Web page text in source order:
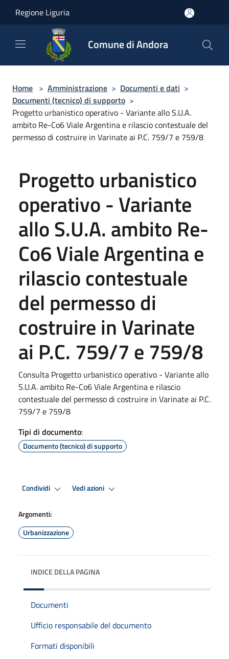
Regione Liguria
Comune di Andora
Home > Amministrazione > Documenti e dati >
Documenti (tecnico) di supporto >
Progetto urbanistico operativo - Variante allo S.U.A.
ambito Re-Co6 Viale Argentina e rilascio contestuale del
permesso di costruire in Varinate ai P.C. 759/7 e 759/8
Progetto urbanistico
operativo - Variante
allo S.U.A. ambito Re-
Co6 Viale Argentina e
rilascio contestuale
del permesso di
costruire in Varinate
ai P.C. 759/7 e 759/8
Consulta Progetto urbanistico operativo - Variante allo
S.U.A. ambito Re-Co6 Viale Argentina e rilascio
contestuale del permesso di costruire in Varinate ai P.C.
759/7 e 759/8
Tipi di documento:
Documento (tecnico) di supporto
Condividi Vedi azioni
Argomenti:
Urbanizzazione
INDICE DELLA PAGINA
Documenti
Ufficio responsabile del documento
Formati disponibili